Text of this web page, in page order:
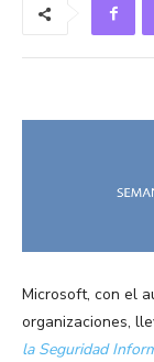
Microsoft, con el
organizaciones,
la Seguridad